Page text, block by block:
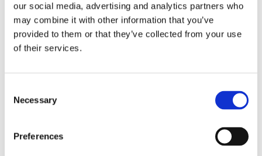
our social media, advertising and analytics partners who
may combine it with other information that you’ve
provided to them or that they’ve collected from your use
of their services.
Selection
Necessary
Preferences
Produse Similare
Grinda H20 3.60 m